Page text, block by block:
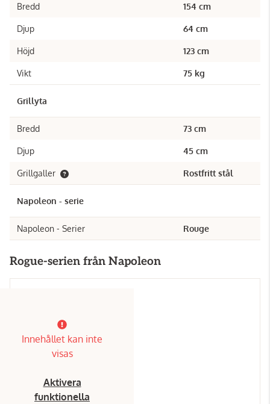
Bredd 154 cm
Djup 64 cm
Höjd 123 cm
Vikt 75 kg
Grillyta
Bredd 73 cm
Djup 45 cm
Grillgaller Rostfritt stål
Napoleon - serie
Napoleon - Serier Rouge
Rogue-serien från Napoleon
Innehållet kan inte
visas
Aktivera
funktionella